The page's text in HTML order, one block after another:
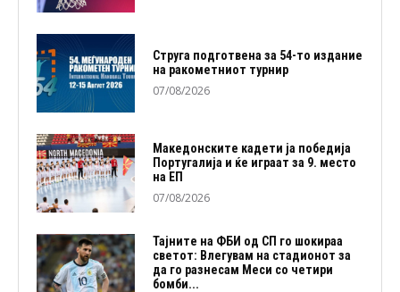
Струга подготвена за 54-то издание
на ракометниот турнир
07/08/2026
Македонските кадети ја победија
Португалија и ќе играат за 9. место
на ЕП
07/08/2026
Тајните на ФБИ од СП го шокираа
светот: Влегувам на стадионот за
да го разнесам Меси со четири
бомби...